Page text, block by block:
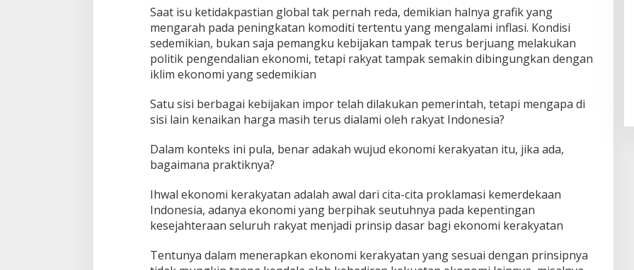
Saat isu ketidakpastian global tak pernah reda, demikian halnya grafik yang
mengarah pada peningkatan komoditi tertentu yang mengalami inflasi. Kondisi
sedemikian, bukan saja pemangku kebijakan tampak terus berjuang melakukan
politik pengendalian ekonomi, tetapi rakyat tampak semakin dibingungkan dengan
iklim ekonomi yang sedemikian
Satu sisi berbagai kebijakan impor telah dilakukan pemerintah, tetapi mengapa di
sisi lain kenaikan harga masih terus dialami oleh rakyat Indonesia?
Dalam konteks ini pula, benar adakah wujud ekonomi kerakyatan itu, jika ada,
bagaimana praktiknya?
Ihwal ekonomi kerakyatan adalah awal dari cita-cita proklamasi kemerdekaan
Indonesia, adanya ekonomi yang berpihak seutuhnya pada kepentingan
kesejahteraan seluruh rakyat menjadi prinsip dasar bagi ekonomi kerakyatan
Tentunya dalam menerapkan ekonomi kerakyatan yang sesuai dengan prinsipnya